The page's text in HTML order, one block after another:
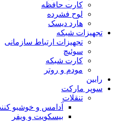
کارت حافظه
لوح فشرده
هارد دیسک
تجهیزات شبکه
تجهیزات ارتباط سازمانی
سوئیچ
کارت شبکه
مودم و روتر
رابین
سوپر مارکت
تنقلات
آدامس و خوشبو
بیسکویت و ویفر